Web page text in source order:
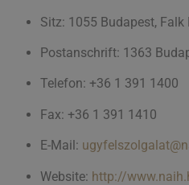
Sitz: 1055 Budapest,
Postanschrift: 1363
Telefon: +36 1 391 1400
Fax: +36 1 391 1410
E-Mail:
Website: http://